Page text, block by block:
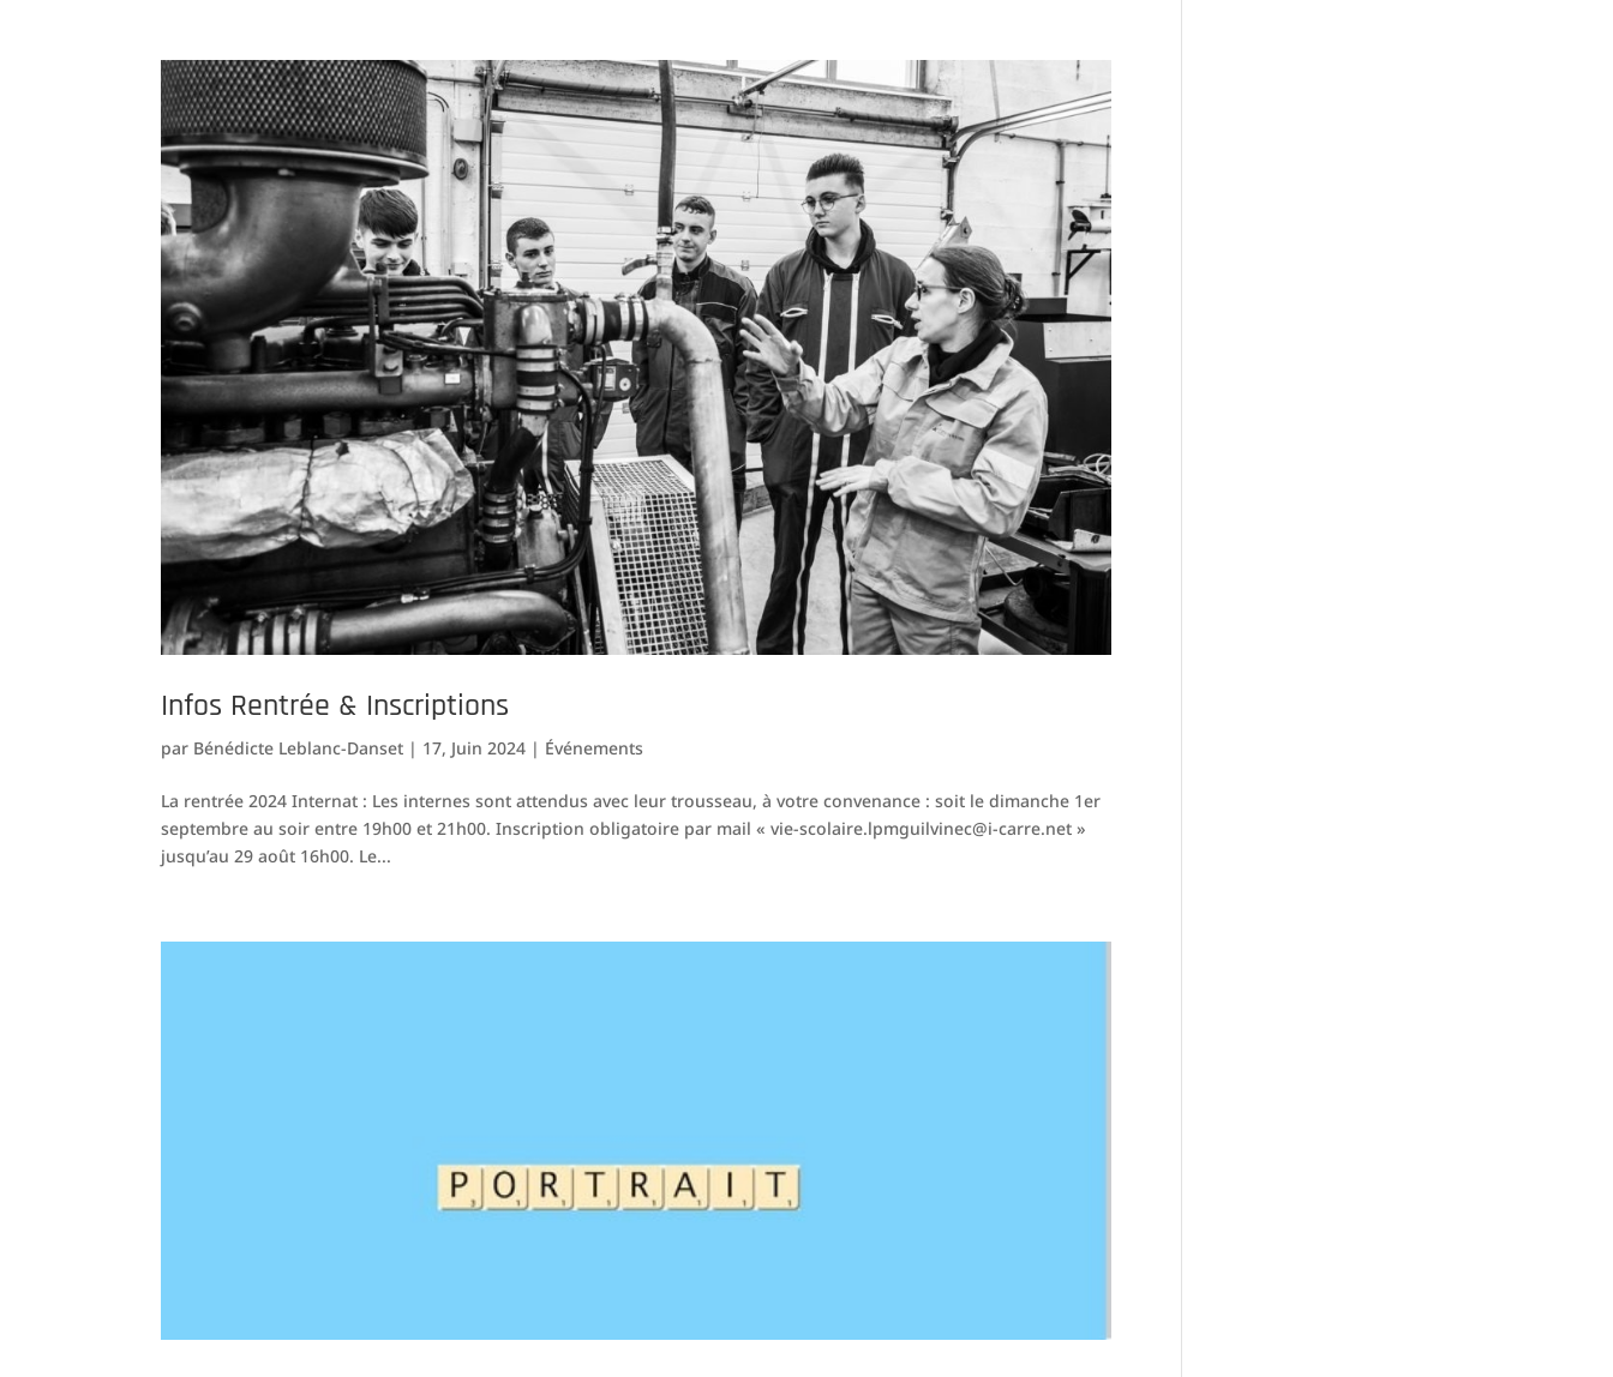
Infos Rentrée & Inscriptions
par Bénédicte Leblanc-Danset | 17, Juin 2024 | Événements
La rentrée 2024 Internat : Les internes sont attendus avec leur trousseau, à votre convenance : soit le dimanche 1er
septembre au soir entre 19h00 et 21h00. Inscription obligatoire par mail « vie-scolaire.lpmguilvinec@i-carre.net »
jusqu’au 29 août 16h00. Le...